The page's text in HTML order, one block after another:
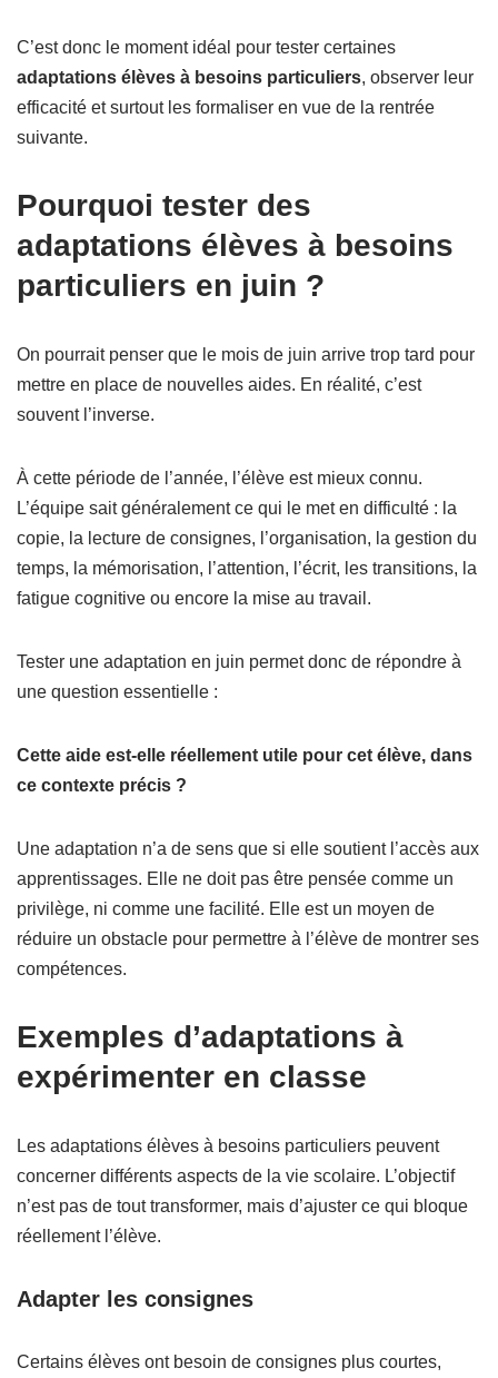
C’est donc le moment idéal pour tester certaines
adaptations élèves à besoins particuliers, observer leur
efficacité et surtout les formaliser en vue de la rentrée
suivante.
Pourquoi tester des
adaptations élèves à besoins
particuliers en juin ?
On pourrait penser que le mois de juin arrive trop tard pour
mettre en place de nouvelles aides. En réalité, c’est
souvent l’inverse.
À cette période de l’année, l’élève est mieux connu.
L’équipe sait généralement ce qui le met en difficulté : la
copie, la lecture de consignes, l’organisation, la gestion du
temps, la mémorisation, l’attention, l’écrit, les transitions, la
fatigue cognitive ou encore la mise au travail.
Tester une adaptation en juin permet donc de répondre à
une question essentielle :
Cette aide est-elle réellement utile pour cet élève, dans
ce contexte précis ?
Une adaptation n’a de sens que si elle soutient l’accès aux
apprentissages. Elle ne doit pas être pensée comme un
privilège, ni comme une facilité. Elle est un moyen de
réduire un obstacle pour permettre à l’élève de montrer ses
compétences.
Exemples d’adaptations à
expérimenter en classe
Les adaptations élèves à besoins particuliers peuvent
concerner différents aspects de la vie scolaire. L’objectif
n’est pas de tout transformer, mais d’ajuster ce qui bloque
réellement l’élève.
Adapter les consignes
Certains élèves ont besoin de consignes plus courtes,